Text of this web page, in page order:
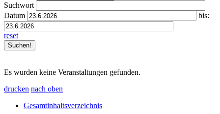
Suchwort
Datum
bis:
reset
Es wurden keine Veranstaltungen gefunden.
drucken nach oben
Gesamtinhaltsverzeichnis